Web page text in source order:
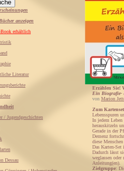
anzeigen
Book erhältlich
Literatur
/ Jugendgeschichten
Dessau
Erzählen Sie!
Ein Biografie-
von Marion
Zum Kartenset
Lebensspuren
In jedem Leben
herauskitzeln
Gerade in der
Demenz
diese
Das Karten-Set
Dadurch lässt
weglassen
Anleitung(en).
Zielgruppe: